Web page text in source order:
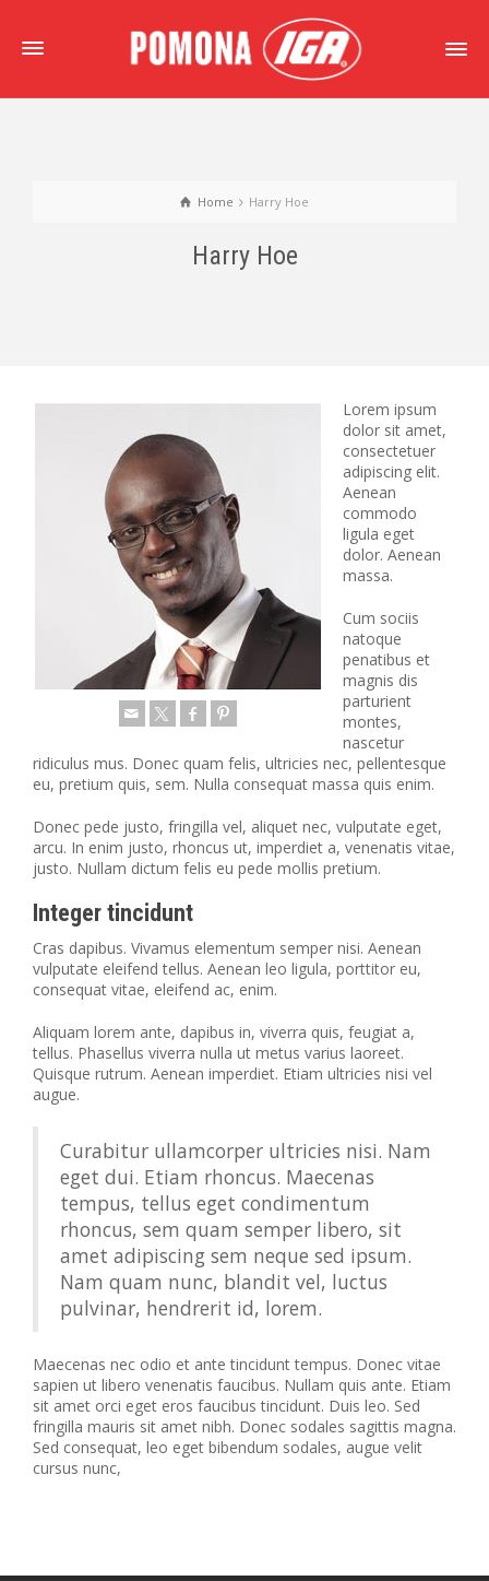
Home Harry Hoe
Harry Hoe
Lorem ipsum
dolor sit amet,
consectetuer
adipiscing elit.
Aenean
commodo
ligula eget
dolor. Aenean
massa.
Cum sociis
natoque
penatibus et
magnis dis
parturient
montes,
nascetur
ridiculus mus. Donec quam felis, ultricies nec, pellentesque
eu, pretium quis, sem. Nulla consequat massa quis enim.
Donec pede justo, fringilla vel, aliquet nec, vulputate eget,
arcu. In enim justo, rhoncus ut, imperdiet a, venenatis vitae,
justo. Nullam dictum felis eu pede mollis pretium.
Integer tincidunt
Cras dapibus. Vivamus elementum semper nisi. Aenean
vulputate eleifend tellus. Aenean leo ligula, porttitor eu,
consequat vitae, eleifend ac, enim.
Aliquam lorem ante, dapibus in, viverra quis, feugiat a,
tellus. Phasellus viverra nulla ut metus varius laoreet.
Quisque rutrum. Aenean imperdiet. Etiam ultricies nisi vel
augue.
Curabitur ullamcorper ultricies nisi. Nam
eget dui. Etiam rhoncus. Maecenas
tempus, tellus eget condimentum
rhoncus, sem quam semper libero, sit
amet adipiscing sem neque sed ipsum.
Nam quam nunc, blandit vel, luctus
pulvinar, hendrerit id, lorem.
Maecenas nec odio et ante tincidunt tempus. Donec vitae
sapien ut libero venenatis faucibus. Nullam quis ante. Etiam
sit amet orci eget eros faucibus tincidunt. Duis leo. Sed
fringilla mauris sit amet nibh. Donec sodales sagittis magna.
Sed consequat, leo eget bibendum sodales, augue velit
cursus nunc,